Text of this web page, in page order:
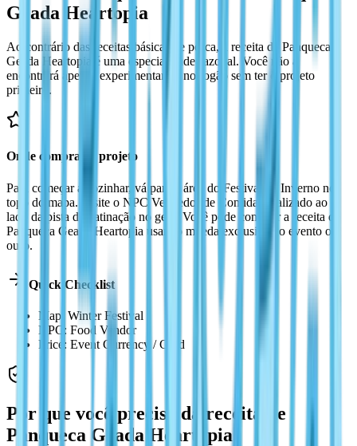
Geada Heartopia
Ao contrário das receitas básicas de pesca, a receita de Panqueca
Geada Heartopia é uma especialidade sazonal. Você não a
encontrará apenas experimentando no fogão sem ter o projeto
primeiro.
Onde comprar o projeto
Para começar a cozinhar, vá para a área do Festival de Inverno no
topo do mapa. Visite o NPC Vendedor de Comida localizado ao
lado da pista de patinação no gelo. Você pode comprar a receita de
Panqueca Geada Heartopia usando moeda exclusiva do evento ou
ouro.
Quick Checklist
Map: Winter Festival
NPC: Food Vendor
Price: Event Currency / Gold
Por que você precisa da receita de
Panqueca Geada Heartopia